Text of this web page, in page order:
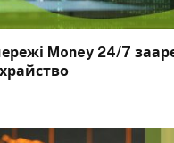
Money 24/7